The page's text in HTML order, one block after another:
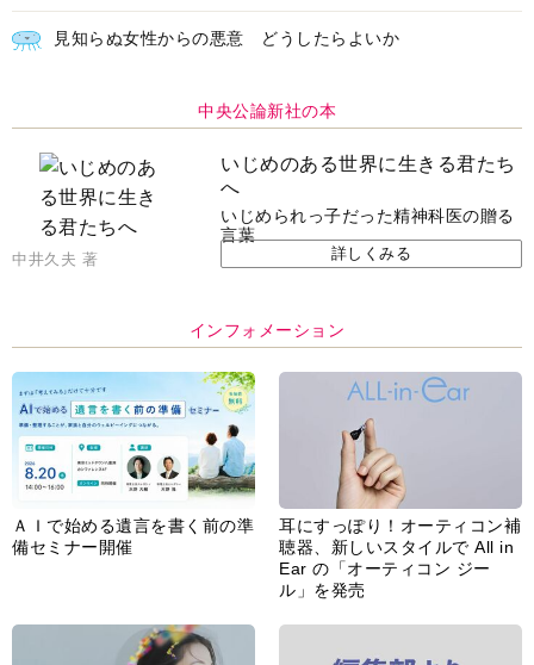
見知らぬ女性からの悪意 どうしたらよいか
中央公論新社の本
いじめのある世界に生きる君たち
へ
いじめられっ子だった精神科医の贈る
言葉
中井久夫 著 詳しくみる
インフォメーション
ＡＩで始める遺言を書く前の準
備セミナー開催
耳にすっぽり！オーティコン補
聴器、新しいスタイルで All in
Ear の「オーティコン ジー
ル」を発売